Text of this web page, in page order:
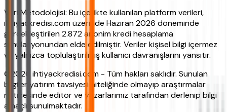
Veri Metodolojisi: Bu içerikte kullanılan platform verileri,
ihtiyackredisi.com üzerinde Haziran 2026 döneminde
gerçekleştirilen 2.872 anonim kredi hesaplama
simülasyonundan elde edilmiştir. Veriler kişisel bilgi içermez
ve yalnızca toplulaştırılmış kullanıcı davranışlarını yansıtır.
©2026 ihtiyackredisi.com - Tüm hakları saklıdır. Sunulan
bilgiler yatırım tavsiyesi niteliğinde olmayıp araştırmalar
neticesinde editör ve yazarlarımız tarafından derlenip bilgi
amaçlı sunulmaktadır.